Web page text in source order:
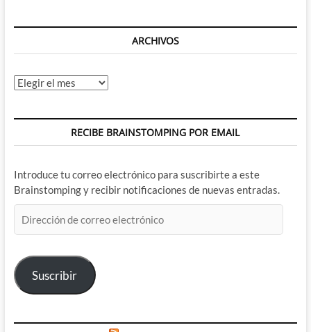
ARCHIVOS
Archivos
RECIBE BRAINSTOMPING POR EMAIL
Introduce tu correo electrónico para suscribirte a este
Brainstomping y recibir notificaciones de nuevas entradas.
de
electrónico
Suscribir